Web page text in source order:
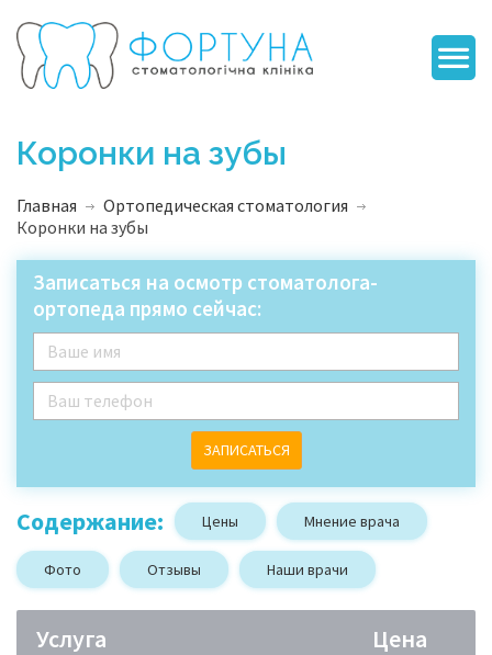
Коронки на зубы
Главная
Ортопедическая стоматология
Коронки на зубы
Записаться на осмотр стоматолога-
ортопеда прямо сейчас:
ЗАПИСАТЬСЯ
Содержание: Цены Мнение врача
Фото Отзывы Наши врачи
Услуга Цена